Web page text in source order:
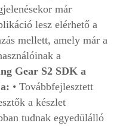
már
lesz elérhető a
mellett, amely már a
a
Gear S2 SDK a
• Továbbfejlesztett
a készlet
tudnak egyedülálló